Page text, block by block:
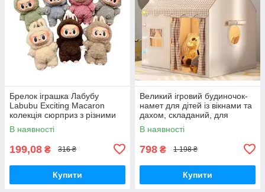
Брелок іграшка Лабубу
Labubu Exciting Macaron
колекція сюрприз з різними
кольорами
В наявності
199,08 ₴ 316 ₴
Купити
Великий ігровий будиночок-
намет для дітей із вікнами та
дахом, складаний, для
приміщення та вулиці
В наявності
798 ₴ 1 198 ₴
Купити